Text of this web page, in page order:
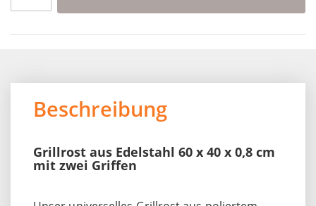
Beschreibung
Grillrost aus Edelstahl 60 x 40 x 0,8 cm
mit zwei Griffen